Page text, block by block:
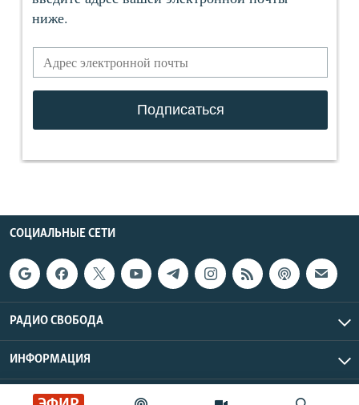
СОЦИАЛЬНЫЕ СЕТИ
РАДИО СВОБОДА
ИНФОРМАЦИЯ
Радио Свобода © 2026 RFE/RL, Inc. | Все права защищены.